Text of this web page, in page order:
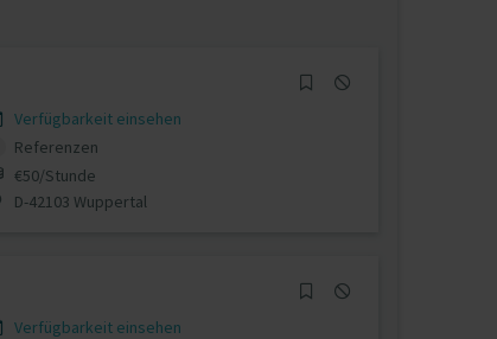
Verfügbarkeit einsehen
Referenzen
€50/Stunde
D-42103 Wuppertal
Verfügbarkeit einsehen